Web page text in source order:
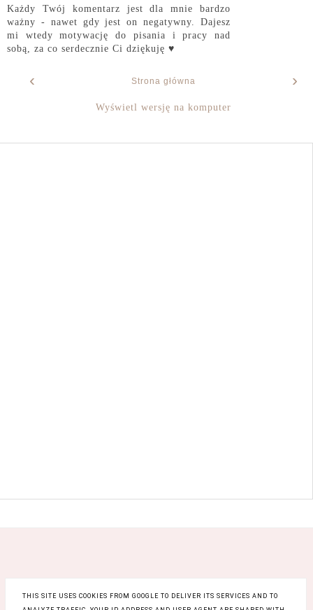
Każdy Twój komentarz jest dla mnie bardzo
ważny - nawet gdy jest on negatywny. Dajesz
mi wtedy motywację do pisania i pracy nad
sobą, za co serdecznie Ci dziękuję ♥
‹ ›
Strona główna
Wyświetl wersję na komputer
THIS SITE USES COOKIES FROM GOOGLE TO DELIVER ITS SERVICES AND TO